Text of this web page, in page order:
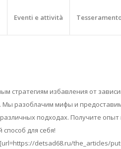
Eventi e attività
стратегиям избавления от
разоблачим мифы и
подходах. Получите опыт
для себя!
detsad68.ru/the_articles/